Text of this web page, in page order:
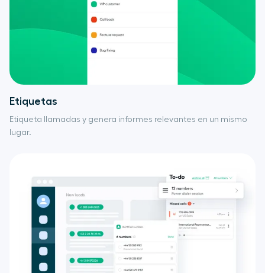
Etiquetas
Etiqueta llamadas y genera informes relevantes en un mismo
lugar.